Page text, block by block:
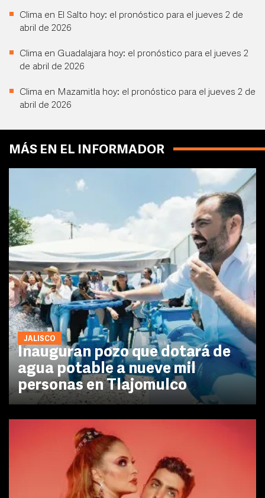
Clima en El Salto hoy: el pronóstico para el jueves 2 de
abril de 2026
Clima en Guadalajara hoy: el pronóstico para el jueves 2
de abril de 2026
Clima en Mazamitla hoy: el pronóstico para el jueves 2 de
abril de 2026
MÁS EN EL INFORMADOR
JALISCO
Inauguran pozo que dotará de
agua potable a nueve mil
personas en Tlajomulco